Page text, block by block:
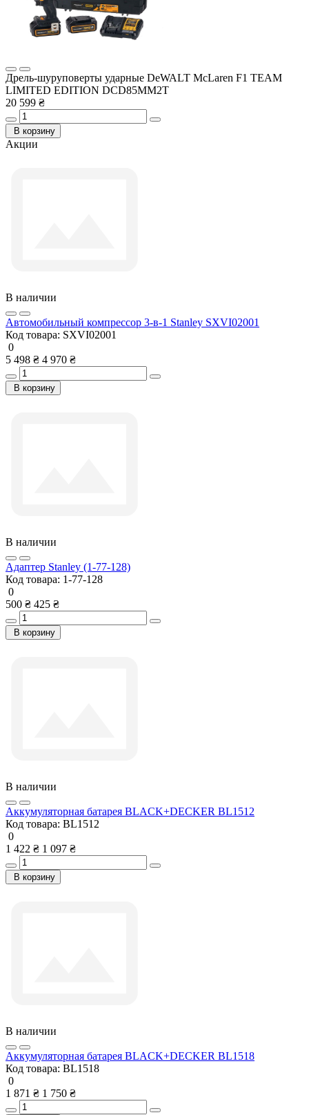
Дрель-шуруповерты ударные DeWALT McLaren F1 TEAM
LIMITED EDITION DCD85MM2T
20 599 ₴
В корзину
Акции
В наличии
Автомобильный компрессор 3-в-1 Stanley SXVI02001
Код товара: SXVI02001
0
5 498 ₴ 4 970 ₴
В корзину
В наличии
Адаптер Stanley (1-77-128)
Код товара: 1-77-128
0
500 ₴ 425 ₴
В корзину
В наличии
Аккумуляторная батарея BLACK+DECKER BL1512
Код товара: BL1512
0
1 422 ₴ 1 097 ₴
В корзину
В наличии
Аккумуляторная батарея BLACK+DECKER BL1518
Код товара: BL1518
0
1 871 ₴ 1 750 ₴